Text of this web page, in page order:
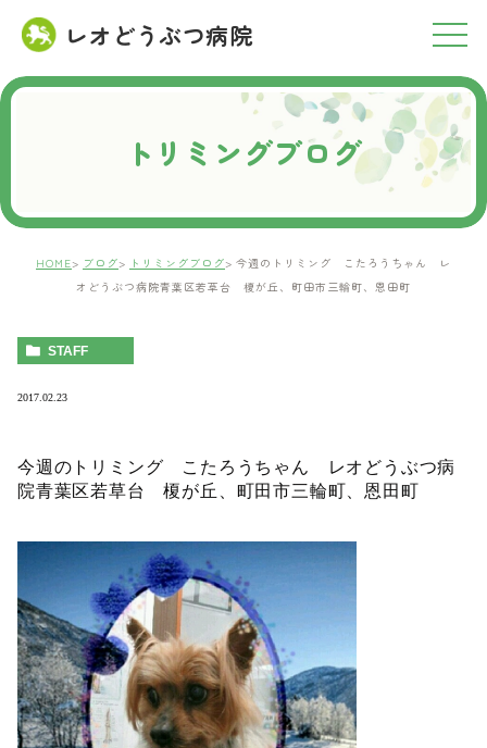
レオどうぶつ病院
RESERVATION
ご予約について
トリミングブログ
HOME ブログ トリミングブログ
今週のトリミング こたろうちゃん レ
オどうぶつ病院青葉区若草台 榎が丘、町田市三輪町、恩田町
STAFF
2017.02.23
今週のトリミング こたろうちゃん レオどうぶつ病
院青葉区若草台 榎が丘、町田市三輪町、恩田町